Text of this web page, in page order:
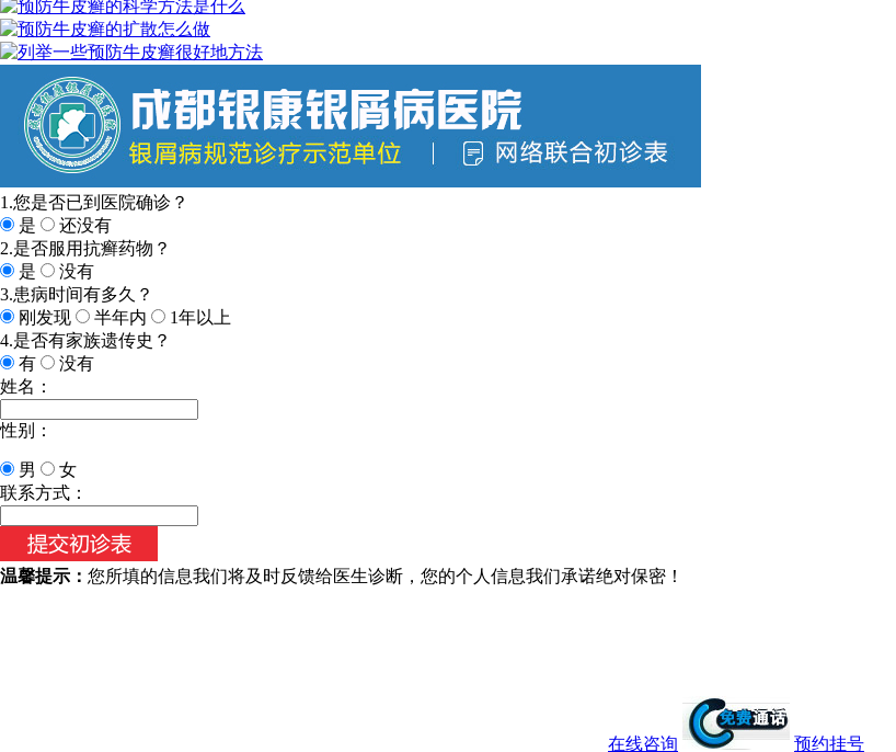
1.您是否已到医院确诊？
是
还没有
2.是否服用抗癣药物？
是
没有
3.患病时间有多久？
刚发现
半年内
1年以上
4.是否有家族遗传史？
有
没有
姓名：
性别：
男
女
今天日期：
联系方式：
温馨提示： 您所填的信息我们将及时反馈给医生诊断，您的个人信息我们承诺绝对保密！
在线咨询 预约挂号